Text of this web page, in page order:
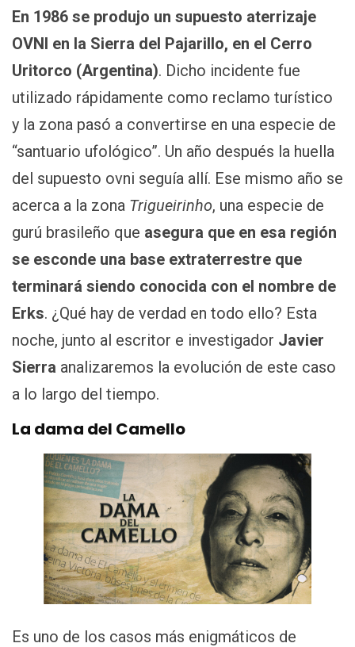
En 1986 se produjo un supuesto aterrizaje
OVNI en la Sierra del Pajarillo, en el Cerro
Uritorco (Argentina). Dicho incidente fue
utilizado rápidamente como reclamo turístico
y la zona pasó a convertirse en una especie de
“santuario ufológico”. Un año después la huella
del supuesto ovni seguía allí. Ese mismo año se
acerca a la zona Trigueirinho, una especie de
gurú brasileño que asegura que en esa región
se esconde una base extraterrestre que
terminará siendo conocida con el nombre de
Erks. ¿Qué hay de verdad en todo ello? Esta
noche, junto al escritor e investigador Javier
Sierra analizaremos la evolución de este caso
a lo largo del tiempo.
La dama del Camello
Es uno de los casos más enigmáticos de